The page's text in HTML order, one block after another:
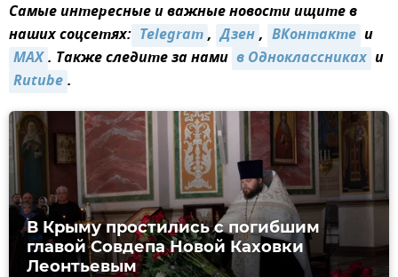
Самые интересные и важные новости ищите в
наших соцсетях: Telegram, Дзен, ВКонтакте и
MAX. Также следите за нами в Одноклассниках и
Rutube.
В Крыму простились с погибшим
главой Совдепа Новой Каховки
Леонтьевым